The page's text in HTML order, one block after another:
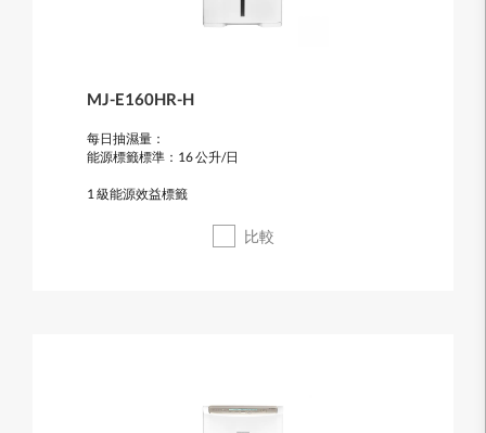
MJ-E160HR-H
每日抽濕量：
能源標籤標準：16 公升/日
1 級能源效益標籤
比較